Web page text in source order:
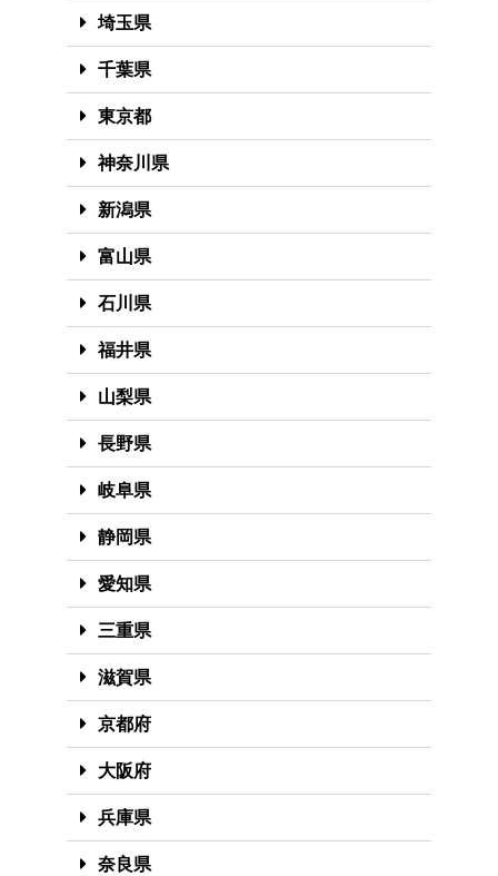
埼玉県
千葉県
東京都
神奈川県
新潟県
富山県
石川県
福井県
山梨県
長野県
岐阜県
静岡県
愛知県
三重県
滋賀県
京都府
大阪府
兵庫県
奈良県